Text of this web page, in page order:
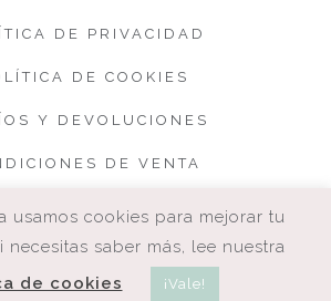
DE PRIVACIDAD
DE COOKIES
Y DEVOLUCIONES
DE VENTA
usamos cookies para mejorar tu
necesitas saber más, lee nuestra
de cookies
¡Vale!